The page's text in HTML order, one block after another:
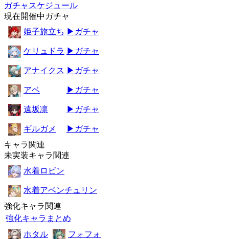
ガチャスケジュール
現在開催中ガチャ
姫子旅立ち ▶ガチャ
ケリュドラ ▶ガチャ
アナイクス ▶ガチャ
アベ ▶ガチャ
遠坂凛 ▶ガチャ
ギルガメ
▶ガチャ
キャラ関連
未実装キャラ関連
水着ロビン
水着アベンチュリン
強化キャラ関連
強化キャラまとめ
ホタル
フォフォ